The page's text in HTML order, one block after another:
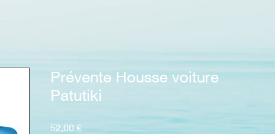
Prévente Housse voiture
Patutiki
52,00 €Prix